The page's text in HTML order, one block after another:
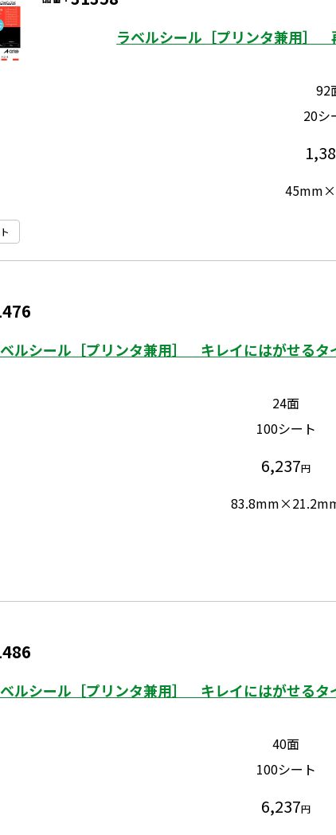
ラベルシール［プリンタ兼用
92
20シ
ルシール［プリンタ兼用］ キレイにはがせる
24面
100シート
6,237円
ルシール［プリンタ兼用］ キレイにはがせる
40面
100シート
6,237円